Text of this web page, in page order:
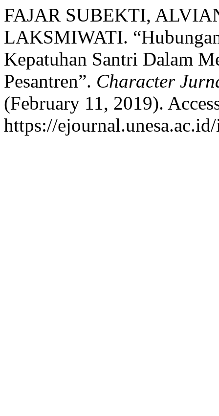
FAJAR SUBEKTI,
LAKSMIWATI.
Kepatuhan Santri Dalam
Pesantren”. Character
(February 11, 2019).
https://